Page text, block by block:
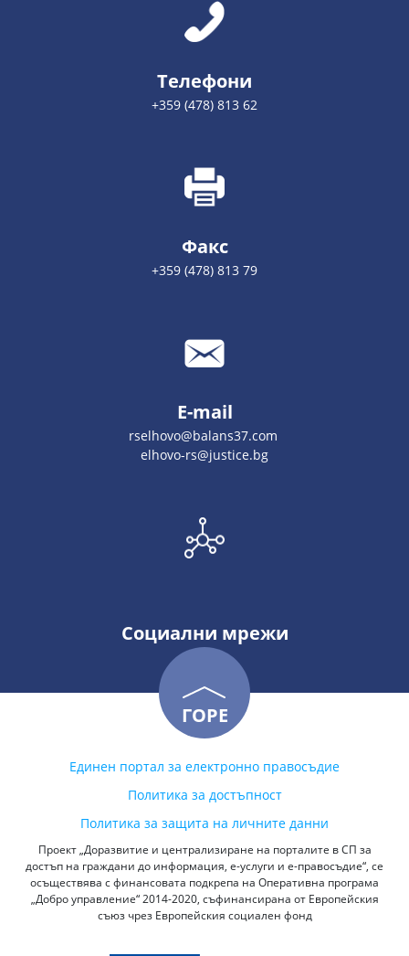
Телефони
+359 (478) 813 62
Факс
+359 (478) 813 79
E-mail
rselhovo@balans37.com
elhovo-rs@justice.bg
Социални мрежи
ГОРЕ
Единен портал за електронно правосъдие
Политика за достъпност
Политика за защита на личните данни
Проект „Доразвитие и централизиране на порталите в СП за
достъп на граждани до информация, е-услуги и е-правосъдие“, се
осъществява с финансовата подкрепа на Оперативна програма
„Добро управление“ 2014-2020, съфинансирана от Европейския
съюз чрез Европейския социален фонд